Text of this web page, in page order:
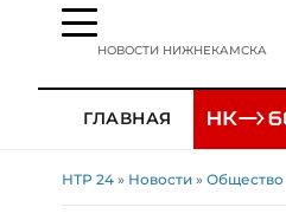
НОВОСТИ НИЖНЕКАМСКА
ГЛАВНАЯ
НТР 24 » Новости » Общество